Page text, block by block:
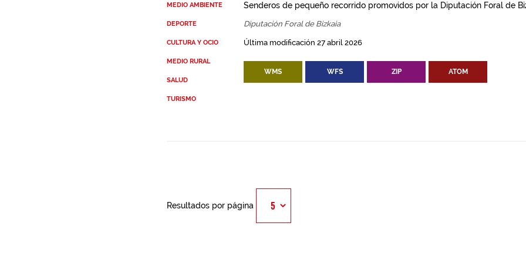
MEDIO AMBIENTE
DEPORTE
CULTURA Y OCIO
MEDIO RURAL
SALUD
TURISMO
Senderos de pequeño recorrido promovidos por la Diputación Foral de
Diputación Foral de Bizkaia
Última modificación 27 abril 2026
WMS WFS ZIP ATOM
Resultados por página